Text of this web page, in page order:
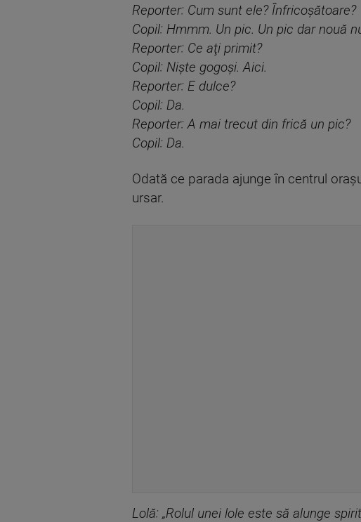
Reporter: Cum sunt ele? Înfricoşătoare?
Copil: Hmmm. Un pic. Un pic dar nouă
Reporter: Ce aţi primit?
Copil: Nişte gogoşi. Aici.
Reporter: E dulce?
Copil: Da.
Reporter: A mai trecut din frică un pic?
Copil: Da.
Odată ce parada ajunge în centrul
ursar.
Lolă: „Rolul unei lole este să alunge